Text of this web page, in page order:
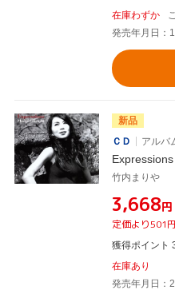
在庫わずか
発売年月日：
新品
ＣＤ
アルバ
Expressions
竹内まりや
¥3,668円
定価より501
獲得ポイント
在庫あり
発売年月日：